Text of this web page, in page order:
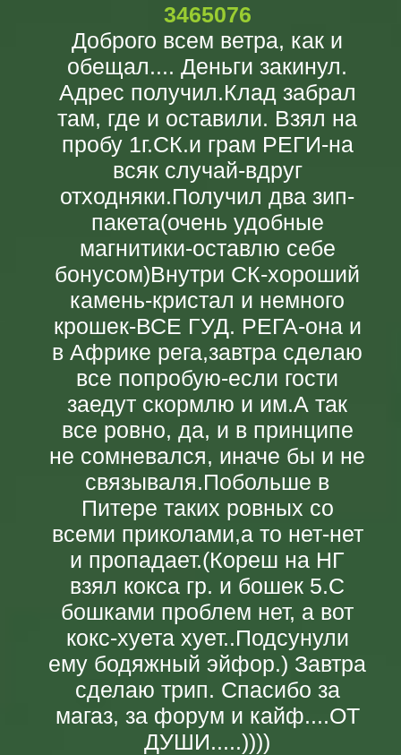
3465076
Доброго всем ветра, как и
обещал.... Деньги закинул.
Адрес получил.Клад забрал
там, где и оставили. Взял на
пробу 1г.СК.и грам РЕГИ-на
всяк случай-вдруг
отходняки.Получил два зип-
пакета(очень удобные
магнитики-оставлю себе
бонусом)Внутри СК-хороший
камень-кристал и немного
крошек-ВСЕ ГУД. РЕГА-она и
в Африке рега,завтра сделаю
все попробую-если гости
заедут скормлю и им.А так
все ровно, да, и в принципе
не сомневался, иначе бы и не
связываля.Побольше в
Питере таких ровных со
всеми приколами,а то нет-нет
и пропадает.(Кореш на НГ
взял кокса гр. и бошек 5.С
бошками проблем нет, а вот
кокс-хуета хует..Подсунули
ему бодяжный эйфор.) Завтра
сделаю трип. Спасибо за
магаз, за форум и кайф....ОТ
ДУШИ.....))))